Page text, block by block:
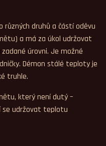
různých druhů a částí oděvu
a má za úkol udržovat
úrovni. Je možné
Démon stálé teploty je
truhle.
který není dutý –
se udržovat teplotu